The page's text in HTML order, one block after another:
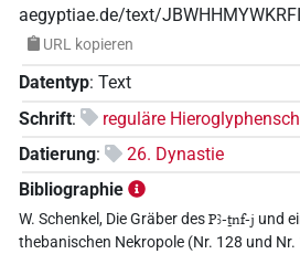
aegyptiae.de/text/
URL kopieren
Datentyp: Text
Schrift:
reguläre
Datierung:
26. Dynastie
Bibliographie
W. Schenkel, Die Gräber desPꜣ-ṯnf-j und
thebanischen Nekropole (Nr. 128 und Nr.